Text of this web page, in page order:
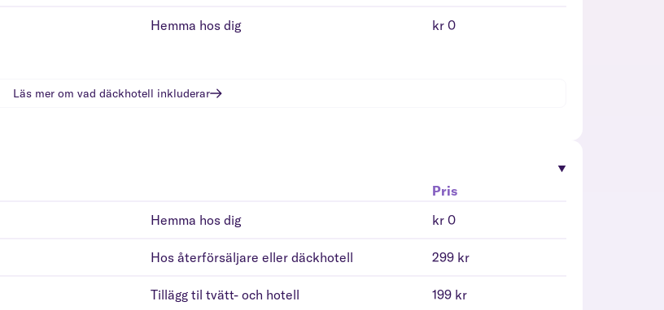
Hemma hos dig kr 0
Läs mer om vad däckhotell inkluderar
Pris
Hemma hos dig kr 0
Hos återförsäljare eller däckhotell 299 kr
Tillägg til tvätt- och hotell 199 kr